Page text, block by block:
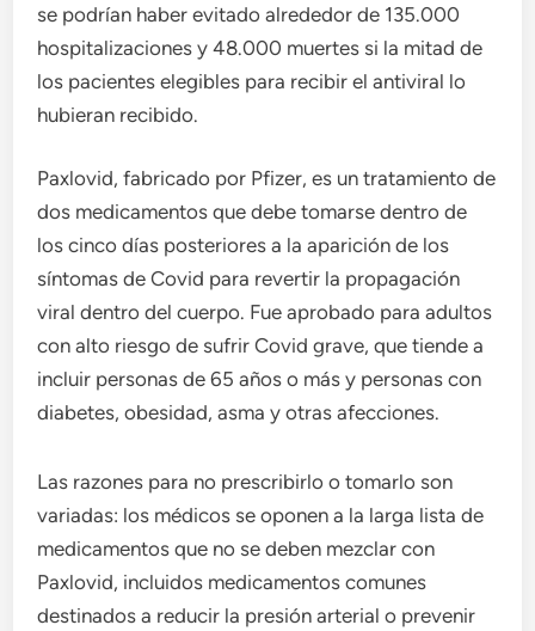
se podrían haber evitado alrededor de 135.000
hospitalizaciones y 48.000 muertes si la mitad de
los pacientes elegibles para recibir el antiviral lo
hubieran recibido.
Paxlovid, fabricado por Pfizer, es un tratamiento de
dos medicamentos que debe tomarse dentro de
los cinco días posteriores a la aparición de los
síntomas de Covid para revertir la propagación
viral dentro del cuerpo. Fue aprobado para adultos
con alto riesgo de sufrir Covid grave, que tiende a
incluir personas de 65 años o más y personas con
diabetes, obesidad, asma y otras afecciones.
Las razones para no prescribirlo o tomarlo son
variadas: los médicos se oponen a la larga lista de
medicamentos que no se deben mezclar con
Paxlovid, incluidos medicamentos comunes
destinados a reducir la presión arterial o prevenir